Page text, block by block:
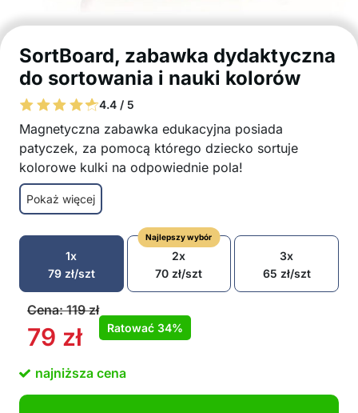
SortBoard, zabawka dydaktyczna
do sortowania i nauki kolorów
4.4 / 5
Magnetyczna zabawka edukacyjna posiada
patyczek, za pomocą którego dziecko sortuje
kolorowe kulki na odpowiednie pola!
Wspieranie umiejętności motorycznych i
myślenia
Rozwija koordynację ręka-oko
Zabawka umożliwia poznawanie różnych
kolorów
Wykonana z bezpiecznych i wysokiej jakości
materiałów
Dziecko używa patyczka do sortowania
kolorowych kulek
W opakowaniu: 1x zabawka magnetyczna z
kolorowymi kulkami i różdżką
Pokaż więcej
1x
79 zł/szt
Najlepszy wybór
2x
70 zł/szt
3x
65 zł/szt
Cena:119zł
79 zł Ratować 34%
najniższa cena